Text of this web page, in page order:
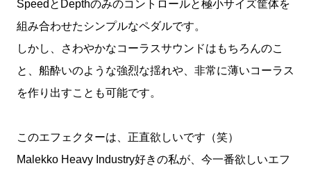
SpeedとDepthのみのコントロールと極小サイズ筐体を
組み合わせたシンプルなペダルです。
しかし、さわやかなコーラスサウンドはもちろんのこ
と、船酔いのような強烈な揺れや、非常に薄いコーラス
を作り出すことも可能です。
このエフェクターは、正直欲しいです（笑）
Malekko Heavy Industry好きの私が、今一番欲しいエフ